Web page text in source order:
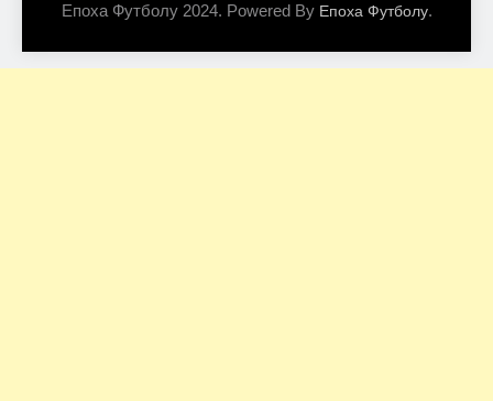
Епоха Футболу 2024. Powered By Епоха Футболу.